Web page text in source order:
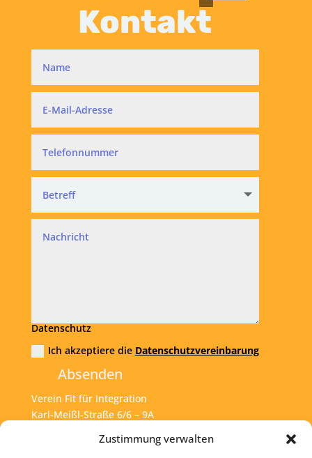
Zustimmung verwalten
Kontakt
Datenschutz
Ich akzeptiere die Datenschutzvereinbarung
Absenden
Verein Fit für Integration
Karl-Meißl-Straße 6/6 – 9A